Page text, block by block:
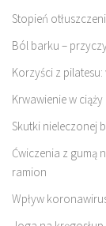
Stopień
Ból barku –
Korzyści z
Krwawienie w ciąży
Skutki nieleczonej
Ćwiczenia z gumą
ramion
Wpływ